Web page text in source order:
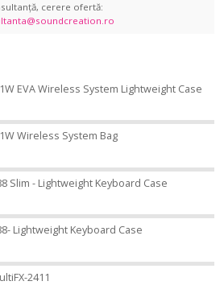
cerere ofertă:
EVA Wireless System Lightweight Case
Wireless System Bag
Slim - Lightweight Keyboard Case
Lightweight Keyboard Case
2411